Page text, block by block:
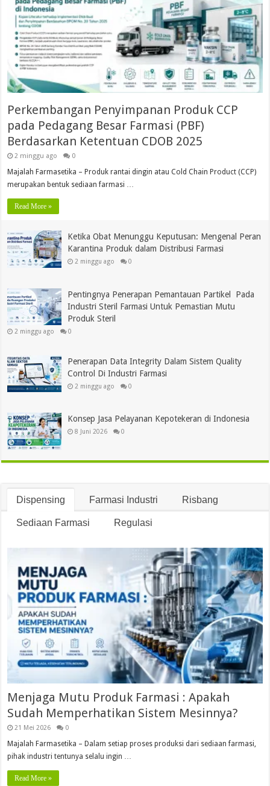
Perkembangan Penyimpanan Produk CCP
pada Pedagang Besar Farmasi (PBF)
Berdasarkan Ketentuan CDOB 2025
2 minggu ago 0
Majalah Farmasetika – Produk rantai dingin atau Cold Chain Product (CCP)
merupakan bentuk sediaan farmasi …
Read More »
Ketika Obat Menunggu Keputusan: Mengenal Peran
Karantina Produk dalam Distribusi Farmasi
2 minggu ago 0
Pentingnya Penerapan Pemantauan Partikel Pada
Industri Steril Farmasi Untuk Pemastian Mutu
Produk Steril
2 minggu ago 0
Penerapan Data Integrity Dalam Sistem Quality
Control Di Industri Farmasi
2 minggu ago 0
Konsep Jasa Pelayanan Kepotekeran di Indonesia
8 Juni 2026 0
Dispensing Farmasi Industri Risbang
Sediaan Farmasi Regulasi
Menjaga Mutu Produk Farmasi : Apakah
Sudah Memperhatikan Sistem Mesinnya?
21 Mei 2026 0
Majalah Farmasetika – Dalam setiap proses produksi dari sediaan farmasi,
pihak industri tentunya selalu ingin …
Read More »